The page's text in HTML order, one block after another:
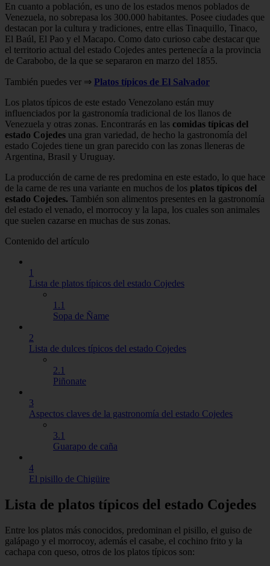
En cuanto a población, es uno de los estados menos poblados de
Venezuela, no sobrepasa los 300.000 habitantes. Posee ciudades que
destacan por la cultura y tradiciones, entre ellas Tinaquillo, Tinaco,
El Baúl, El Pao y el Macapo. Como dato curioso cabe destacar que
el territorio actual del estado Cojedes antes pertenecía a la provincia
de Carabobo, de la que se separaron en marzo del 1855.
También puedes ver ⇒ Platos típicos de El Salvador
Los platos típicos de este estado Venezolano están muy
influenciados por la gastronomía tradicional de los llanos de
Venezuela y otras zonas. Encontrarás en las comidas típicas del
estado Cojedes una gran variedad, de hecho la gastronomía del
estado Cojedes tiene un gran parecido con las zonas lleneras de
Argentina, Brasil y Uruguay.
La producción de carne de res predomina en este estado, lo que hace
de la carne de res una variante en muchos de los platos típicos del
estado Cojedes. También son alimentos presentes en la gastronomía
del estado el venado, el morrocoy y la lapa, los cuales son animales
que suelen cazarse en muchas de sus zonas.
Contenido del artículo
1
Lista de platos típicos del estado Cojedes
1.1
Sopa de Ñame
2
Lista de dulces típicos del estado Cojedes
2.1
Piñonate
3
Aspectos claves de la gastronomía del estado Cojedes
3.1
Guarapo de caña
4
El pisillo de Chigüire
Lista de platos típicos del estado Cojedes
Entre los platos más conocidos, predominan el pisillo, el guiso de
galápago y el morrocoy, además el casabe, el cochino frito y la
cachapa con queso, otros de los platos típicos son: